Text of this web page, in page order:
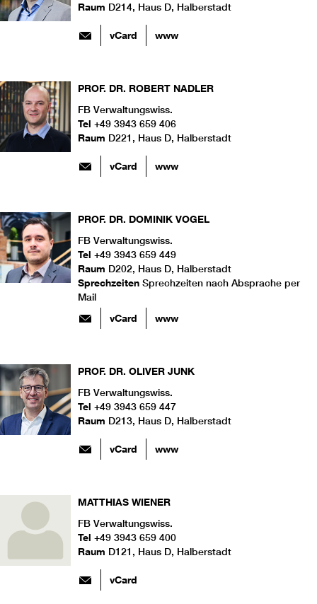
Raum D214, Haus D, Halberstadt
vCard www
PROF. DR. ROBERT NADLER
FB Verwaltungswiss.
Tel +49 3943 659 406
Raum D221, Haus D, Halberstadt
vCard www
PROF. DR. DOMINIK VOGEL
FB Verwaltungswiss.
Tel +49 3943 659 449
Raum D202, Haus D, Halberstadt
Sprechzeiten Sprechzeiten nach Absprache per
Mail
vCard www
PROF. DR. OLIVER JUNK
FB Verwaltungswiss.
Tel +49 3943 659 447
Raum D213, Haus D, Halberstadt
vCard www
MATTHIAS WIENER
FB Verwaltungswiss.
Tel +49 3943 659 400
Raum D121, Haus D, Halberstadt
vCard